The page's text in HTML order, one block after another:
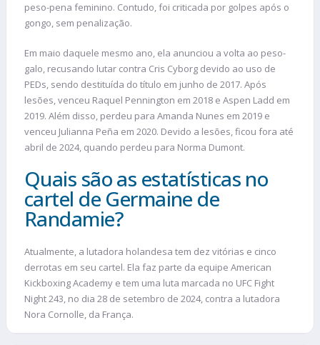
peso-pena feminino. Contudo, foi criticada por golpes após o
gongo, sem penalização.
Em maio daquele mesmo ano, ela anunciou a volta ao peso-
galo, recusando lutar contra Cris Cyborg devido ao uso de
PEDs, sendo destituída do título em junho de 2017. Após
lesões, venceu Raquel Pennington em 2018 e Aspen Ladd em
2019. Além disso, perdeu para Amanda Nunes em 2019 e
venceu Julianna Peña em 2020. Devido a lesões, ficou fora até
abril de 2024, quando perdeu para Norma Dumont.
Quais são as estatísticas no
cartel de Germaine de
Randamie?
Atualmente, a lutadora holandesa tem dez vitórias e cinco
derrotas em seu cartel. Ela faz parte da equipe American
Kickboxing Academy e tem uma luta marcada no UFC Fight
Night 243, no dia 28 de setembro de 2024, contra a lutadora
Nora Cornolle, da França.